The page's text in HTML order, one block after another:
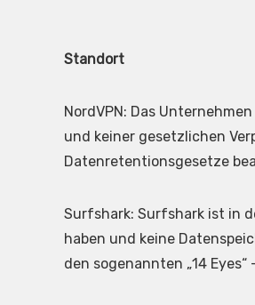
Standort
NordVPN: Das
und keiner gesetzlichen
Datenretentionsgesetze
Surfshark: Surfshark ist in
haben und keine
den sogenannten „14